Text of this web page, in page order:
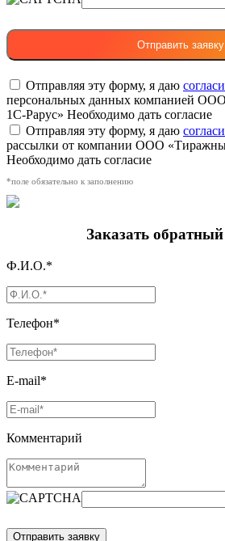
Отправляя эту форму, я даю
персональных данных компанией
1С-Рарус» Необходимо дать согласие
Отправляя эту форму, я даю
рассылки от компании ООО
Необходимо дать согласие
*поле обязательно к заполнению
Заказать
Ф.И.О.*
Телефон*
E-mail*
Комментарий